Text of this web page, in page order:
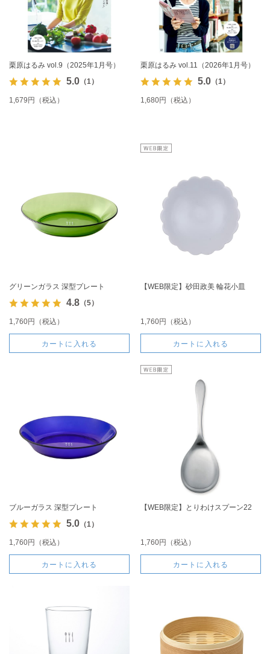
栗原はるみ vol.9（2025年1月号）
5.0（1）
1,679円（税込）
栗原はるみ vol.11（2026年1月号）
5.0（1）
1,680円（税込）
グリーンガラス 深型プレート
4.8（5）
1,760円（税込）
カートに入れる
【WEB限定】砂田政美 輪花小皿
1,760円（税込）
カートに入れる
ブルーガラス 深型プレート
5.0（1）
1,760円（税込）
カートに入れる
【WEB限定】とりわけスプーン22
1,760円（税込）
カートに入れる